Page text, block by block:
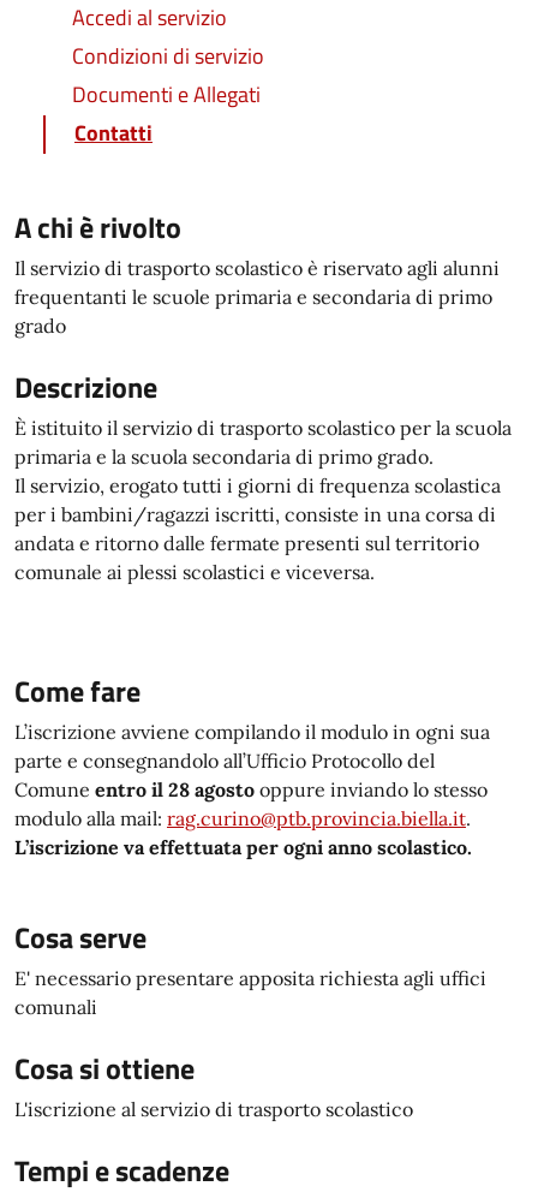
Accedi al servizio
Condizioni di servizio
Documenti e Allegati
Contatti
A chi è rivolto
Il servizio di trasporto scolastico è riservato agli alunni
frequentanti le scuole primaria e secondaria di primo
grado
Descrizione
È istituito il servizio di trasporto scolastico per la scuola
primaria e la scuola secondaria di primo grado.
Il servizio, erogato tutti i giorni di frequenza scolastica
per i bambini/ragazzi iscritti, consiste in una corsa di
andata e ritorno dalle fermate presenti sul territorio
comunale ai plessi scolastici e viceversa.
Come fare
L’iscrizione avviene compilando il modulo in ogni sua
parte e consegnandolo all’Ufficio Protocollo del
Comune entro il 28 agosto oppure inviando lo stesso
modulo alla mail: rag.curino@ptb.provincia.biella.it.
L’iscrizione va effettuata per ogni anno scolastico.
Cosa serve
E' necessario presentare apposita richiesta agli uffici
comunali
Cosa si ottiene
L'iscrizione al servizio di trasporto scolastico
Tempi e scadenze